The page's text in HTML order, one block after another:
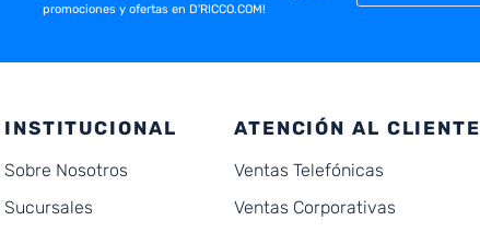
promociones y ofertas en D'RICCO.COM!
INSTITUCIONAL
Sobre Nosotros
Sucursales
ATENCIÓN AL CLIENTE
Ventas Telefónicas
Ventas Corporativas